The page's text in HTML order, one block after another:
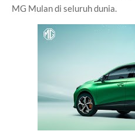
MG Mulan di seluruh dunia.